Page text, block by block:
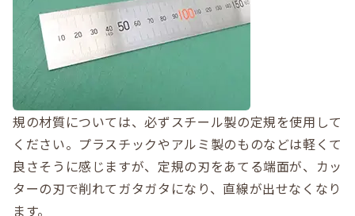
規の材質については、必ずスチール製の定規を使用して
ください。プラスチックやアルミ製のものなどは軽くて
良さそうに感じますが、定規の刃をあてる端面が、カッ
ターの刃で削れてガタガタになり、直線が出せなくなり
ます。